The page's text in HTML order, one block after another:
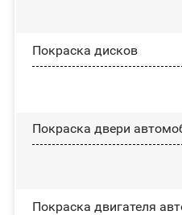
Покраска дисков
Покраска двери
Покраска двигателя